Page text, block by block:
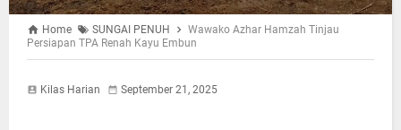
Home SUNGAI PENUH
Wawako Azhar Hamzah Tinjau
Persiapan TPA Renah Kayu Embun
Kilas Harian September 21, 2025